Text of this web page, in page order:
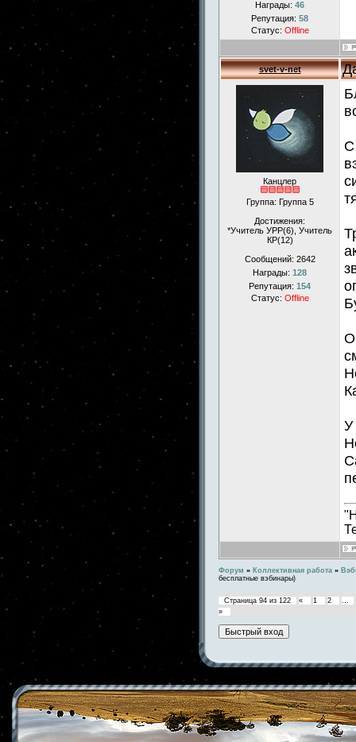
Награды: 46
Репутация: 58
Статус: Offline
svet-v-net
Канцлер
Группа: Группа 5
Достижения:
*Учитель УРР(6), Учитель
КР(12)
Сообщений: 2642
Награды: 128
Репутация: 154
Статус: Offline
С
У
Форум » Коллективная работа »
бесплатные вэбинары)
Страница 94 из 122 « 1 2
…
»